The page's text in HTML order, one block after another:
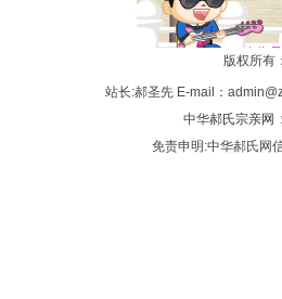
版权所有：
站长:郝圣先 E-mail：
中华郝氏宗亲网
免责申明:中华郝氏网